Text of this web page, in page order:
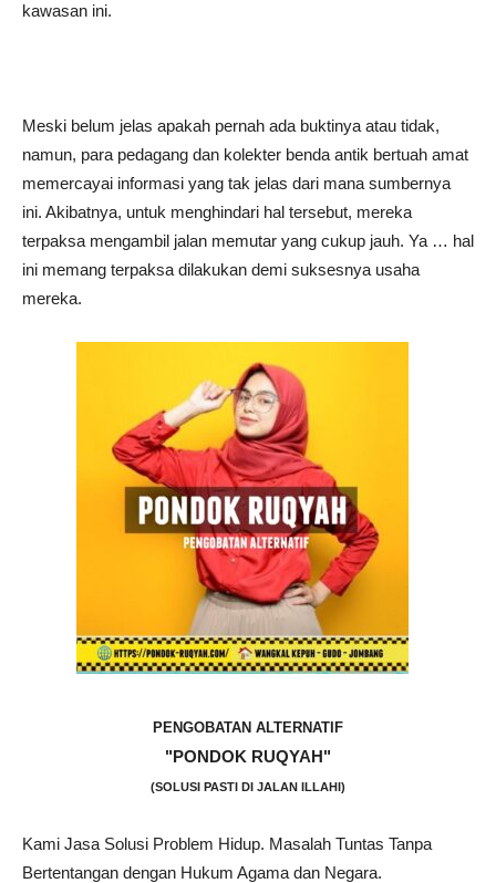
kawasan ini.
Meski belum jelas apakah pernah ada buktinya atau tidak,
namun, para pedagang dan kolekter benda antik bertuah amat
memercayai informasi yang tak jelas dari mana sumbernya
ini. Akibatnya, untuk menghindari hal tersebut, mereka
terpaksa mengambil jalan memutar yang cukup jauh. Ya … hal
ini memang terpaksa dilakukan demi suksesnya usaha
mereka.
PENGOBATAN ALTERNATIF
"PONDOK RUQYAH"
(SOLUSI PASTI DI JALAN ILLAHI)
Kami Jasa Solusi Problem Hidup. Masalah Tuntas Tanpa
Bertentangan dengan Hukum Agama dan Negara.